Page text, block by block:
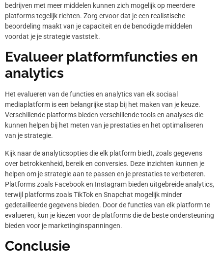
bedrijven met meer middelen kunnen zich mogelijk op meerdere
platforms tegelijk richten. Zorg ervoor dat je een realistische
beoordeling maakt van je capaciteit en de benodigde middelen
voordat je je strategie vaststelt.
Evalueer platformfuncties en
analytics
Het evalueren van de functies en analytics van elk sociaal
mediaplatform is een belangrijke stap bij het maken van je keuze.
Verschillende platforms bieden verschillende tools en analyses die
kunnen helpen bij het meten van je prestaties en het optimaliseren
van je strategie.
Kijk naar de analyticsopties die elk platform biedt, zoals gegevens
over betrokkenheid, bereik en conversies. Deze inzichten kunnen je
helpen om je strategie aan te passen en je prestaties te verbeteren.
Platforms zoals Facebook en Instagram bieden uitgebreide analytics,
terwijl platforms zoals TikTok en Snapchat mogelijk minder
gedetailleerde gegevens bieden. Door de functies van elk platform te
evalueren, kun je kiezen voor de platforms die de beste ondersteuning
bieden voor je marketinginspanningen.
Conclusie